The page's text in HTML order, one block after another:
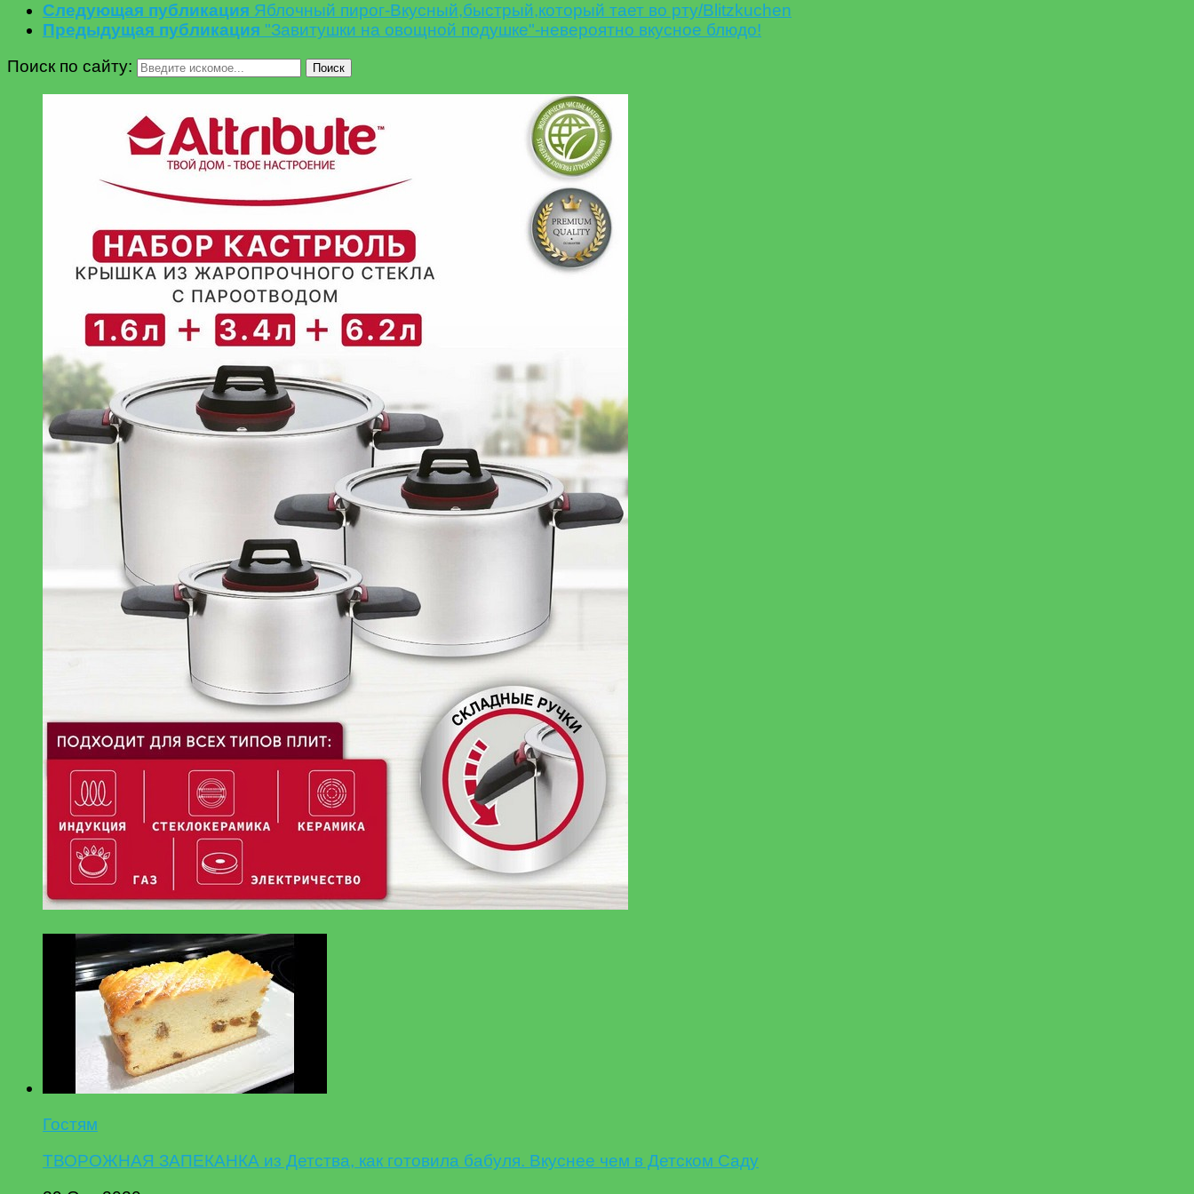
Следующая публикация Яблочный пирог-Вкусный,быстрый,который тает во рту/Blitzkuchen
Предыдущая публикация "Завитушки на овощной подушке"-невероятно вкусное блюдо!
Поиск по сайту:
Поиск
Гостям
ТВОРОЖНАЯ ЗАПЕКАНКА из Детства, как готовила бабуля. Вкуснее чем в Детском Саду